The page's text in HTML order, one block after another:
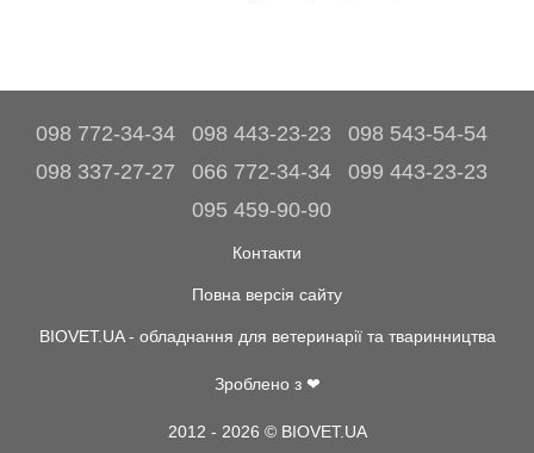
098 772-34-34 098 443-23-23
098 543-54-54
098 337-27-27
066 772-34-34
099 443-23-23
095 459-90-90
Контакти
Повна версія сайту
BIOVET.UA - обладнання для ветеринарії та тваринництва
Зроблено з ❤
2012 - 2026 © BIOVET.UA